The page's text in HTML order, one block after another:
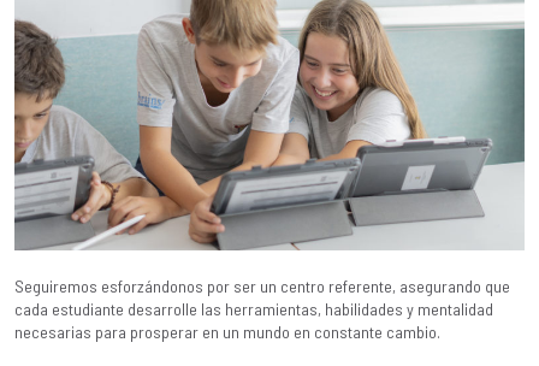
Seguiremos esforzándonos por ser un centro referente, asegurando que
cada estudiante desarrolle las herramientas, habilidades y mentalidad
necesarias para prosperar en un mundo en constante cambio.